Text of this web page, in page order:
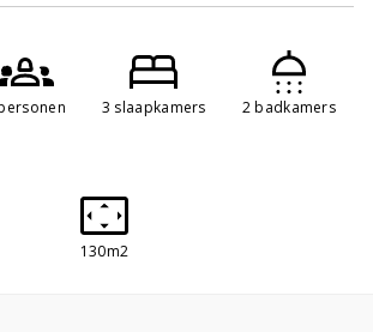
3 slaapkamers 2 badkamers
130m2